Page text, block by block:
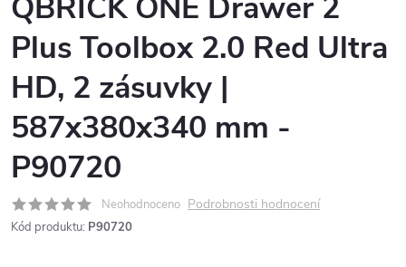
Plus Toolbox 2.0 Red Ultra
HD, 2 zásuvky |
587x380x340 mm -
P90720
Neohodnoceno Podrobnosti hodnocení
Kód produktu: P90720